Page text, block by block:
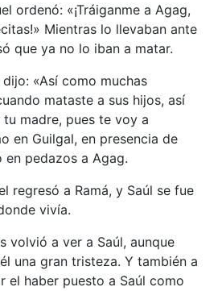
ordenó: «¡Tráiganme a Agag,
Mientras lo llevaban ante
que ya no lo iban a matar.
«Así como muchas
mataste a sus hijos, así
madre, pues te voy a
en Guilgal, en presencia de
en pedazos a Agag.
regresó a Ramá, y Saúl se fue
vivía.
volvió a ver a Saúl, aunque
una gran tristeza. Y también a
el haber puesto a Saúl como